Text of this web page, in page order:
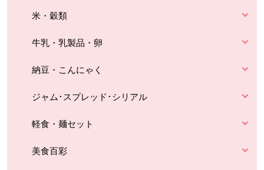
米・穀類
牛乳・乳製品・卵
納豆・こんにゃく
ジャム･スプレッド･シリアル
軽食・麺セット
美食百彩